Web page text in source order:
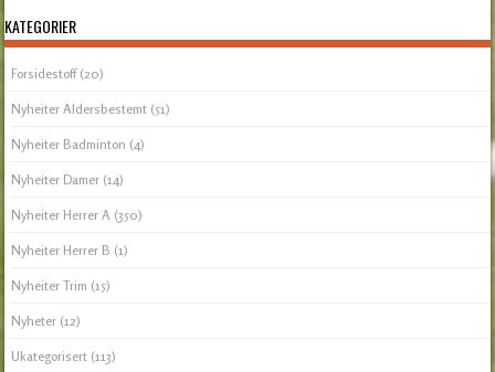
KATEGORIER
Forsidestoff(20)
Nyheiter Aldersbestemt (51)
Nyheiter Badminton (4)
Nyheiter Damer (14)
Nyheiter Herrer A (350)
Nyheiter Herrer B (1)
Nyheiter Trim (15)
Nyheter (12)
Ukategorisert (113)